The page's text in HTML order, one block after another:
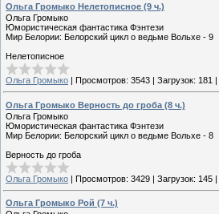
Ольга Громыко Нелетописное (9 ч.)
Ольга Громыко
Юмористическая фантастика Фэнтези
Мир Белории: Белорский цикл о ведьме Вольхе - 9
Нелетописное
Ольга Громыко | Просмотров: 3543 | Загрузок: 181 |
Ольга Громыко Верность до гроба (8 ч.)
Ольга Громыко
Юмористическая фантастика Фэнтези
Мир Белории: Белорский цикл о ведьме Вольхе - 8
Верность до гроба
Ольга Громыко | Просмотров: 3429 | Загрузок: 145 |
Ольга Громыко Рой (7 ч.)